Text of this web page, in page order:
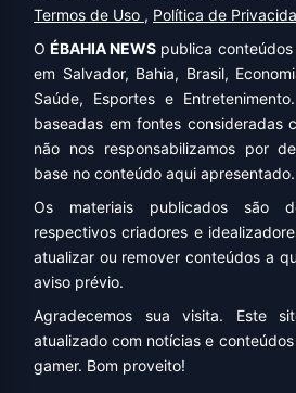
Termos de Uso , Política de
OÉBAHIA NEWS publica
em Salvador, Bahia, Brasil,
Saúde, Esportes e
baseadas em fontes consideradas
não nos responsabilizamos por
base no conteúdo aqui apresentado.
Os materiais publicados são
respectivos criadores e
atualizar ou remover conteúdos a
aviso prévio.
Agradecemos sua visita. Este
atualizado com notícias e
gamer. Bom proveito!